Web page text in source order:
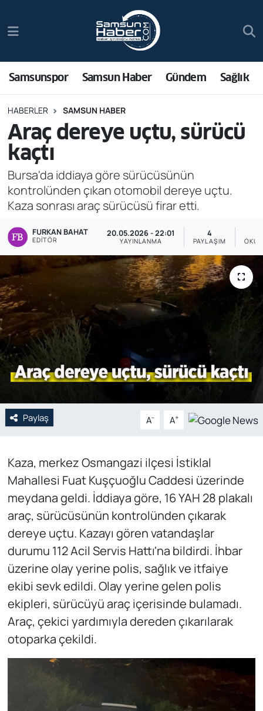
Samsunspor Samsun Haber Gündem Sağlık
HABERLER SAMSUN HABER
Araç dereye uçtu, sürücü
kaçtı
Bursa'da iddiaya göre sürücüsünün
kontrolünden çıkan otomobil dereye uçtu.
Kaza sonrası araç sürücüsü firar etti.
FURKAN BAHAT
EDITÖR
20.05.2026 - 22:01
YAYINLANMA
4
PAYLAŞIM
Paylaş A- A+
Kaza, merkez Osmangazi ilçesi İstiklal
Mahallesi Fuat Kuşçuoğlu Caddesi üzerinde
meydana geldi. İddiaya göre, 16 YAH 28 plakalı
araç, sürücüsünün kontrolünden çıkarak
dereye uçtu. Kazayı gören vatandaşlar
durumu 112 Acil Servis Hattı'na bildirdi. İhbar
üzerine olay yerine polis, sağlık ve itfaiye
ekibi sevk edildi. Olay yerine gelen polis
ekipleri, sürücüyü araç içerisinde bulamadı.
Araç, çekici yardımıyla dereden çıkarılarak
otoparka çekildi.
Samsun Haber
Sağlık
Asayiş
Bilim ve Teknoloji
Bölge
Ekonomi
Genel
Gündem
Özel Haber
POLİTİKA
Siyaset
Web Tv
Yerel
Trafik Durumu
Süper Lig Puan Durumu ve Fikstür
Tüm Manşetler
Son Dakika Haberleri
Haber Arşivi